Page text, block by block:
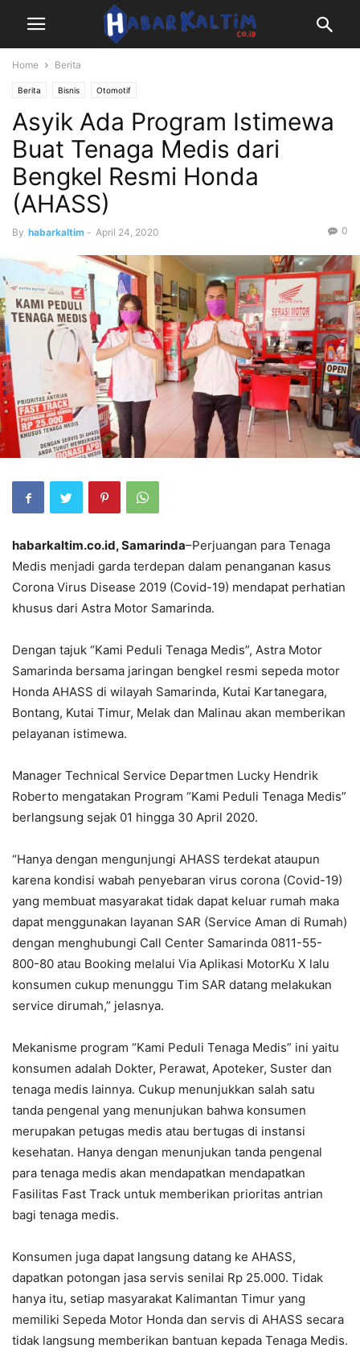
Home Berita
Berita Bisnis Otomotif
Asyik Ada Program Istimewa
Buat Tenaga Medis dari
Bengkel Resmi Honda
(AHASS)
By habarkaltim - April 24, 2020 0
habarkaltim.co.id, Samarinda–Perjuangan para Tenaga
Medis menjadi garda terdepan dalam penanganan kasus
Corona Virus Disease 2019 (Covid-19) mendapat perhatian
khusus dari Astra Motor Samarinda.
Dengan tajuk “Kami Peduli Tenaga Medis”, Astra Motor
Samarinda bersama jaringan bengkel resmi sepeda motor
Honda AHASS di wilayah Samarinda, Kutai Kartanegara,
Bontang, Kutai Timur, Melak dan Malinau akan memberikan
pelayanan istimewa.
Manager Technical Service Departmen Lucky Hendrik
Roberto mengatakan Program “Kami Peduli Tenaga Medis”
berlangsung sejak 01 hingga 30 April 2020.
“Hanya dengan mengunjungi AHASS terdekat ataupun
karena kondisi wabah penyebaran virus corona (Covid-19)
yang membuat masyarakat tidak dapat keluar rumah maka
dapat menggunakan layanan SAR (Service Aman di Rumah)
dengan menghubungi Call Center Samarinda 0811-55-
800-80 atau Booking melalui Via Aplikasi MotorKu X lalu
konsumen cukup menunggu Tim SAR datang melakukan
service dirumah,” jelasnya.
Mekanisme program “Kami Peduli Tenaga Medis” ini yaitu
konsumen adalah Dokter, Perawat, Apoteker, Suster dan
tenaga medis lainnya. Cukup menunjukkan salah satu
tanda pengenal yang menunjukan bahwa konsumen
merupakan petugas medis atau bertugas di instansi
kesehatan. Hanya dengan menunjukan tanda pengenal
para tenaga medis akan mendapatkan mendapatkan
Fasilitas Fast Track untuk memberikan prioritas antrian
bagi tenaga medis.
Konsumen juga dapat langsung datang ke AHASS,
dapatkan potongan jasa servis senilai Rp 25.000. Tidak
hanya itu, setiap masyarakat Kalimantan Timur yang
memiliki Sepeda Motor Honda dan servis di AHASS secara
tidak langsung memberikan bantuan kepada Tenaga Medis.